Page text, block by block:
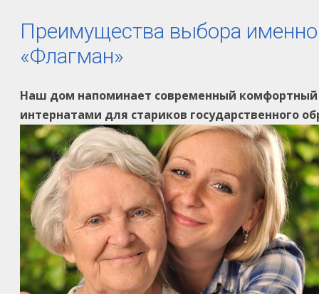
Преимущества выбора
«Флагман»
Наш дом напоминает современный комфортный
интернатами для стариков государственного